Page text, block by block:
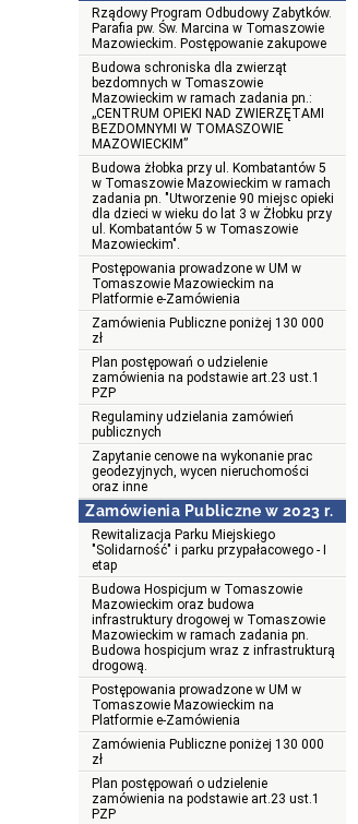
Rządowy Program Odbudowy Zabytków.
Parafia pw. Św. Marcina w Tomaszowie
Mazowieckim. Postępowanie zakupowe
Budowa schroniska dla zwierząt
bezdomnych w Tomaszowie
Mazowieckim w ramach zadania pn.:
„CENTRUM OPIEKI NAD ZWIERZĘTAMI
BEZDOMNYMI W TOMASZOWIE
MAZOWIECKIM”
Budowa żłobka przy ul. Kombatantów 5
w Tomaszowie Mazowieckim w ramach
zadania pn. "Utworzenie 90 miejsc opieki
dla dzieci w wieku do lat 3 w Żłobku przy
ul. Kombatantów 5 w Tomaszowie
Mazowieckim".
Postępowania prowadzone w UM w
Tomaszowie Mazowieckim na
Platformie e-Zamówienia
Zamówienia Publiczne poniżej 130 000
zł
Plan postępowań o udzielenie
zamówienia na podstawie art.23 ust.1
PZP
Regulaminy udzielania zamówień
publicznych
Zapytanie cenowe na wykonanie prac
geodezyjnych, wycen nieruchomości
oraz inne
Zamówienia Publiczne w 2023 r.
Rewitalizacja Parku Miejskiego
"Solidarność" i parku przypałacowego - I
etap
Budowa Hospicjum w Tomaszowie
Mazowieckim oraz budowa
infrastruktury drogowej w Tomaszowie
Mazowieckim w ramach zadania pn.
Budowa hospicjum wraz z infrastrukturą
drogową.
Postępowania prowadzone w UM w
Tomaszowie Mazowieckim na
Platformie e-Zamówienia
Zamówienia Publiczne poniżej 130 000
zł
Plan postępowań o udzielenie
zamówienia na podstawie art.23 ust.1
PZP